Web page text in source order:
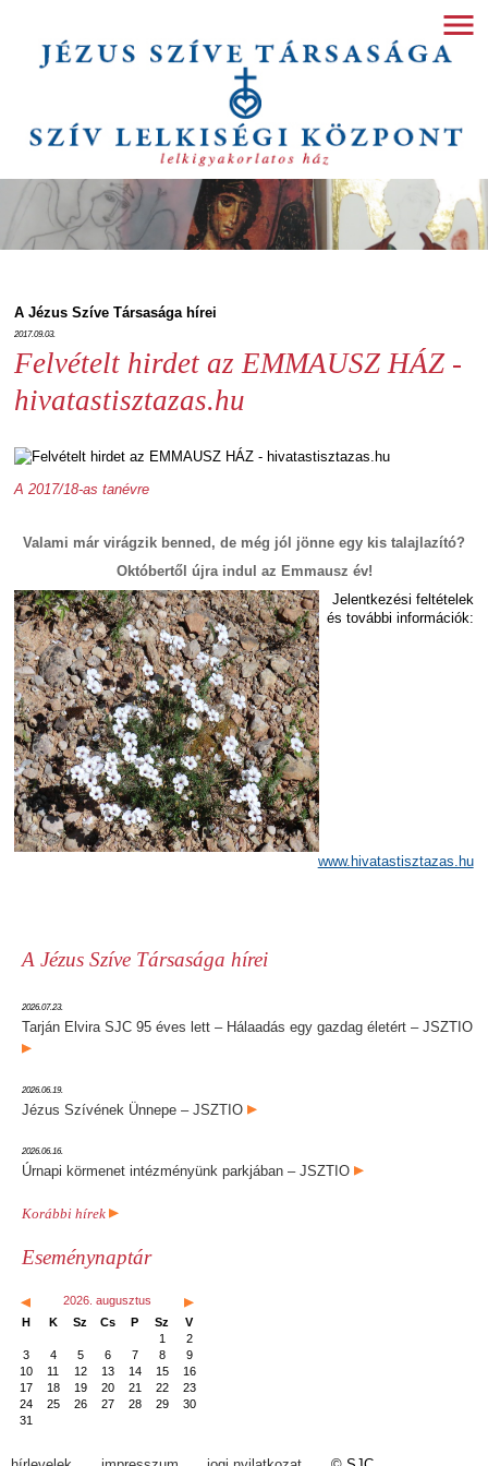
A Jézus Szíve Társasága hírei
2017.09.03.
Felvételt hirdet az EMMAUSZ HÁZ -
hivatastisztazas.hu
A 2017/18-as tanévre
Valami már virágzik benned, de még jól jönne egy kis talajlazító?
Októbertől újra indul az Emmausz év!
Jelentkezési feltételek
és további információk:
www.hivatastisztazas.hu
A Jézus Szíve Társasága hírei
2026.07.23.
Tarján Elvira SJC 95 éves lett – Hálaadás egy gazdag életért – JSZTIO
2026.06.19.
Jézus Szívének Ünnepe – JSZTIO
2026.06.16.
Úrnapi körmenet intézményünk parkjában – JSZTIO
Korábbi hírek
Eseménynaptár
2026. augusztus
H
K Sz Cs P Sz
V
1
2
3
4 5 6 7 8
9
10
11 12 13 14 15
16
17
18 19 20 21 22
23
24
25 26 27 28 29
30
31